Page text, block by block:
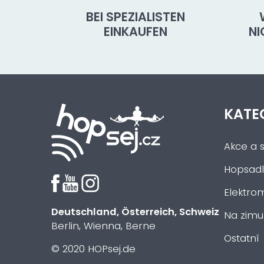
BEI SPEZIALISTEN
EINKAUFEN
Deutschland, Österreich, Schweiz
Berlin, Wienna, Berne
© 2020 HOPsej.de
Akce a
Na zimu
Ostatní